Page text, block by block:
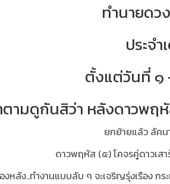
ทำนายดว
ประจ
ตั้งแต่วันที่ ๑
ตามดูกันสิว่า หลังดาวพฤหั
ยกย้ายแล้ว ลัคน
ดาวพฤหัส (๕) โคจรคู่ดาวเส
งหลัง..ทำงานแบบลับ ๆ จะเจริญรุ่งเรือง ก